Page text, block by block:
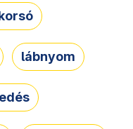
lábnyom